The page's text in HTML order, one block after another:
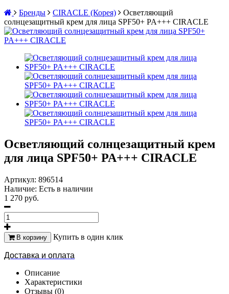
Бренды
CIRACLE (Корея)
Осветляющий
солнцезащитный крем для лица SPF50+ PA+++ CIRACLE
Осветляющий солнцезащитный крем
для лица SPF50+ PA+++ CIRACLE
Артикул: 896514
Наличие: Есть в наличии
1 270 руб.
В корзину Купить в один клик
Доставка и оплата
Описание
Характеристики
Отзывы (0)